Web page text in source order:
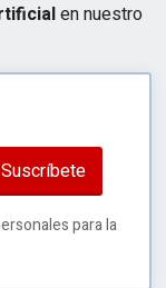
en nuestro
Suscríbete
para la